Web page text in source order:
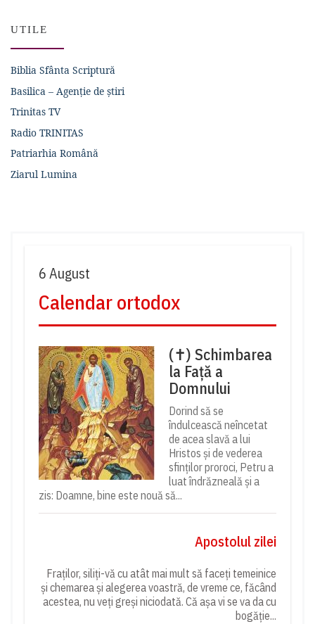
UTILE
Biblia Sfânta Scriptură
Basilica – Agenție de știri
Trinitas TV
Radio TRINITAS
Patriarhia Română
Ziarul Lumina
6 August
Calendar ortodox
(✝) Schimbarea
la Față a
Domnului
Dorind să se
îndulcească neîncetat
de acea slavă a lui
Hristos și de vederea
sfinților proroci, Petru a
luat îndrăzneală și a
zis: Doamne, bine este nouă să...
Apostolul zilei
Fraților, siliți-vă cu atât mai mult să faceți temeinice
și chemarea și alegerea voastră, de vreme ce, făcând
acestea, nu veți greși niciodată. Că așa vi se va da cu
bogăție...